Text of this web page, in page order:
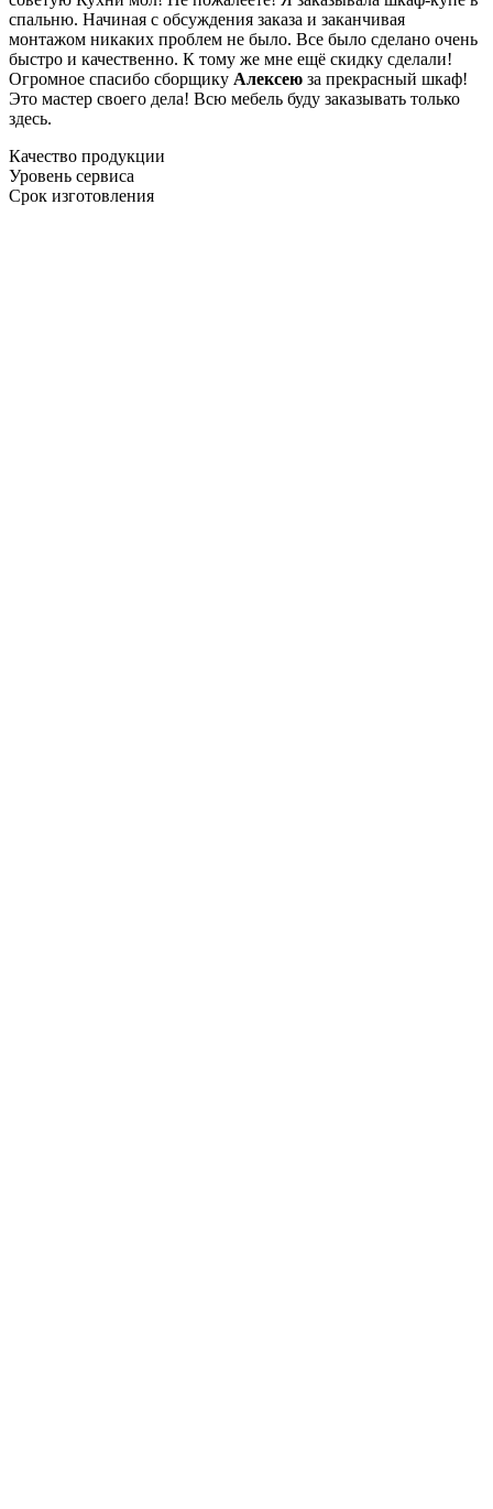
спальню. Начиная с обсуждения заказа и заканчивая
монтажом никаких проблем не было. Все было сделано очень
быстро и качественно. К тому же мне ещё скидку сделали!
Огромное спасибо сборщику Алексею за прекрасный шкаф!
Это мастер своего дела! Всю мебель буду заказывать только
здесь.
Качество продукции
Уровень сервиса
Срок изготовления